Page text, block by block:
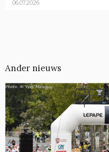
06.07.2026
Ander nieuws